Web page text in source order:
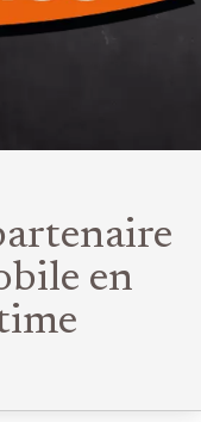
en